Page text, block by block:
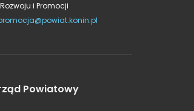
i Promocji
Powiatowy